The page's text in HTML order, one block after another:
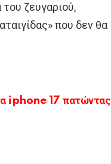
ζευγαριού,
που δεν θα
iphone 17 πατώντας